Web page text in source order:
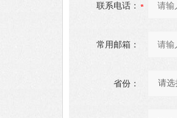
联系电话：
常用邮箱：
省份：